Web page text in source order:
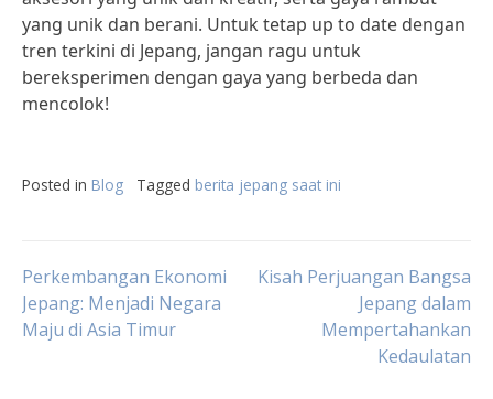
yang unik dan berani. Untuk tetap up to date dengan
tren terkini di Jepang, jangan ragu untuk
bereksperimen dengan gaya yang berbeda dan
mencolok!
Posted in Blog Tagged berita jepang saat ini
Post
navigation
Perkembangan Ekonomi
Jepang: Menjadi Negara
Maju di Asia Timur
Kisah Perjuangan Bangsa
Jepang dalam
Mempertahankan
Kedaulatan